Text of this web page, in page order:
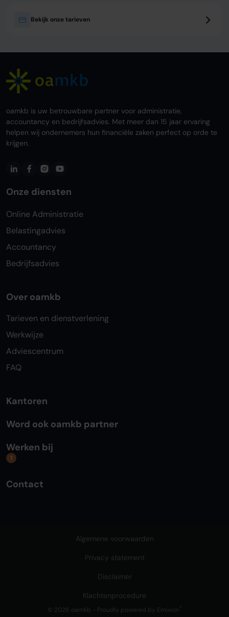
Bekijk onze tarieven
oamkb is uw betrouwbare partner voor administratie,
accountancy en bedrijfsadvies. Met meer dan 15 jaar ervaring
helpen wij ondernemers hun financiële zaken perfect op orde te
krijgen.
Onze diensten
Online Administratie
Belastingadvies
Accountancy
Bedrijfsadvies
Over oamkb
Tarieven en dienstverlening
Werkwijze
Adviescentrum
FAQ
Kantoren
Word ook oamkb partner
Werken bij
1
Contact
© 2026 oamkb - Proudly powered by Emixion
Algemene voorwaarden
Privacy statement
Disclaimer
Klachtenprocedure